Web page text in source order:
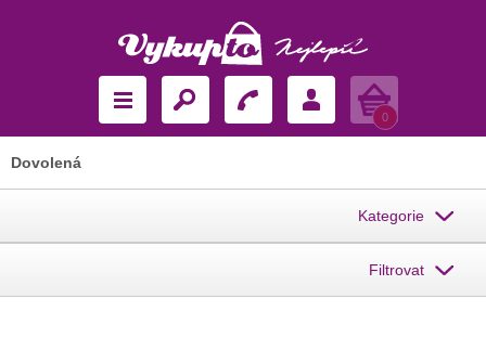
Košík
0
Dovolená
Kategorie
Filtrovat